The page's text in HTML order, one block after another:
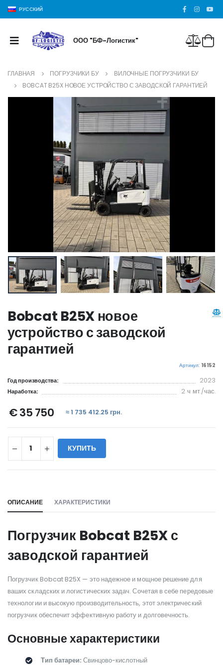
РУССКИЙ
ООО "БФ-Логистик"
ГЛАВНАЯ ПОГРУЗЧИКИ БУ
ВИЛОЧНЫЕ ПОГРУЗЧИКИ БУ
BOBCAT B25X НОВОЕ УСТРОЙСТВО С ЗАВОДСКОЙ ГАРАНТИЕЙ
Bobcat B25X новое
устройство с заводской
гарантией
Артикул: 16152
Год производства: 2023
Наработка: 2 ч мт./час.
€ 35 750 ≈ 1 735 412.25 грн.
КУПИТЬ
ОПИСАНИЕ ХАРАКТЕРИСТИКИ
Погрузчик Bobcat B25X с
заводской гарантией
Погрузчик Bobcat B25X — это надежное и мощное решение для
ваших складских и логистических задач. Сочетая в себе передовые
технологии и высокую производительность, этот электрический
погрузчик обеспечит эффективную работу и долговечность.
Основные характеристики
Тип батареи: Свинцово-кислотный